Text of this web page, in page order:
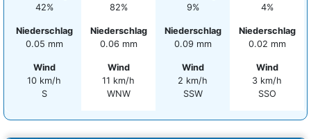
42%
Niederschlag
0.05 mm
Wind
10 km/h
S
82%
Niederschlag
0.06 mm
Wind
11 km/h
WNW
9%
Niederschlag
0.09 mm
Wind
2 km/h
SSW
4%
Niederschlag
0.02 mm
Wind
3 km/h
SSO